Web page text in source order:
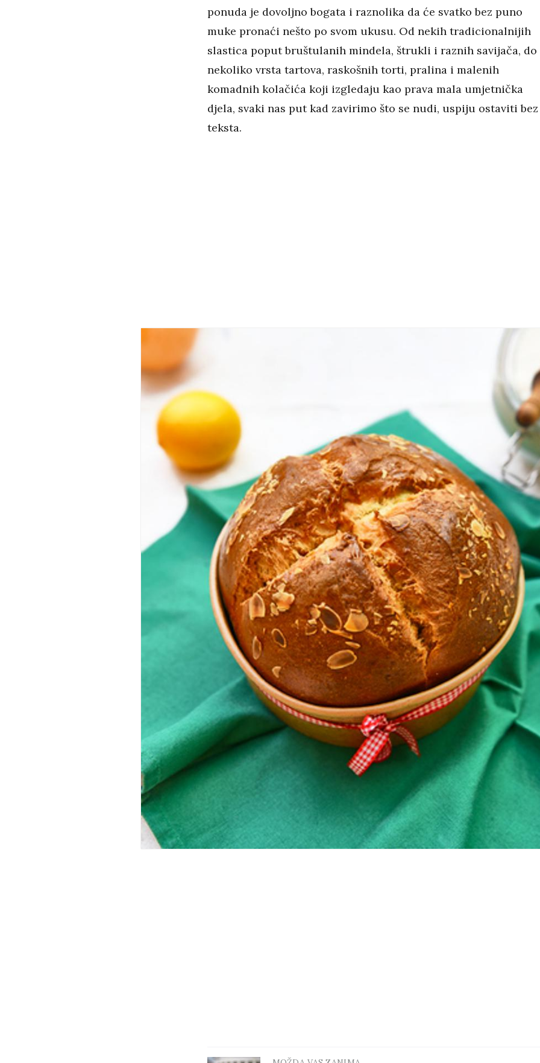
ponuda je dovoljno bogata i raznolika da će svatko bez puno
muke pronaći nešto po svom ukusu. Od nekih tradicionalnijih
slastica poput bruštulanih mindela, štrukli i raznih savijača, do
nekoliko vrsta tartova, raskošnih torti, pralina i malenih
komadnih kolačića koji izgledaju kao prava mala umjetnička
djela, svaki nas put kad zavirimo što se nudi, uspiju ostaviti bez
teksta.